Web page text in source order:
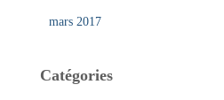
mars 2017
Catégories